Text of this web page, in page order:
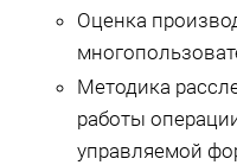
Оценка
Методика
работы
управляемой